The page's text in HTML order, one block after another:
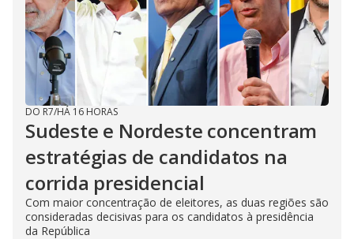
DO R7/HÁ 16 HORAS
Sudeste e Nordeste concentram
estratégias de candidatos na
corrida presidencial
Com maior concentração de eleitores, as duas regiões são
consideradas decisivas para os candidatos à presidência
da República